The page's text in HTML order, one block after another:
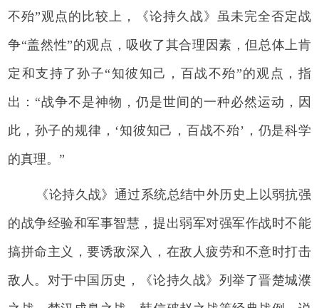
不殆”观点的比较上，《论持久战》虽未完全否定战
争“盖然性”的观点，吸收了其合理因素，但总体上肯
定和支持了孙子“知彼知己，百战不殆”的观点，指
出：“战争不是神物，仍是世间的一种必然运动，因
此，孙子的规律，‘知彼知己，百战不殆’，仍是科学
的真理。”
《论持久战》通过系统总结中外历史上以弱抗强
的战争经验和军事智慧，提出弱军对强军作战时不能
搞拼命主义，要诱敌深入，在敌人疲劳和不意时打击
敌人。对于中国历史，《论持久战》列举了晋楚城濮